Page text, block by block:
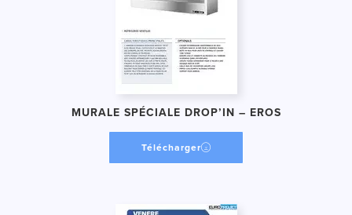
MURALE SPÉCIALE DROP’IN – EROS
Télécharger